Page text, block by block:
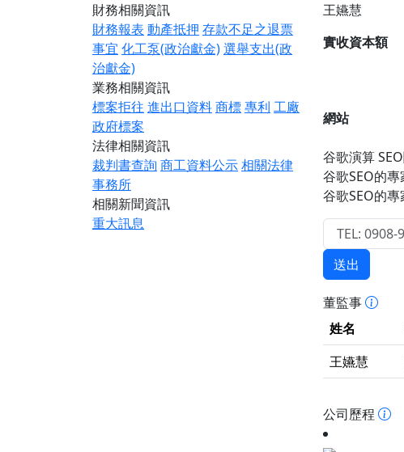
財務相關資訊
財務報表 動產抵押 存款不足之退票
事宜 化工泵(政治獻金)選舉支出(政
治獻金)
業務相關資訊
標案拒往 進出口資料商標專利 工廠
政府標案
法律相關資訊
裁判書查詢 商工資料公示相關法律
事務所
相關新聞資訊
重大訊息
王嬿慧
實收資本額
網站
谷歌演算
谷歌SEO的
谷歌SEO的
送出
董監事
姓名
王嬿慧
公司歷程